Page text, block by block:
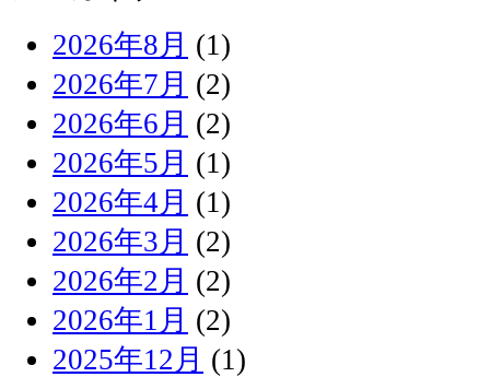
2026年8月 (1)
2026年7月 (2)
2026年6月 (2)
2026年5月 (1)
2026年4月 (1)
2026年3月 (2)
2026年2月 (2)
2026年1月 (2)
2025年12月 (1)